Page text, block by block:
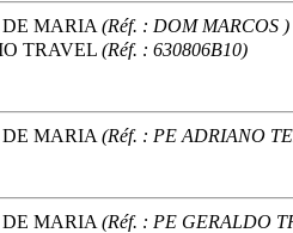
MARIA (Réf. : DOM MARCOS )
TRAVEL (Réf. : 630806B10)
MARIA (Réf. : PE ADRIANO
MARIA (Réf. : PE GERALDO